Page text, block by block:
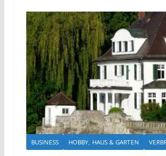
BUSINESS HOBBY, HAUS & GARTEN